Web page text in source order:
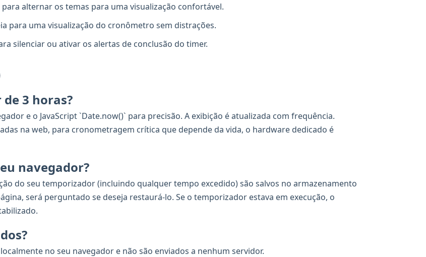
alternar os temas para uma visualização confortável.
para uma visualização do cronômetro sem distrações.
silenciar ou ativar os alertas de conclusão do timer.
3 horas?
e o JavaScript `Date.now()` para precisão. A exibição é atualizada com frequência.
na web, para cronometragem crítica que depende da vida, o hardware dedicado é
navegador?
do seu temporizador (incluindo qualquer tempo excedido) são salvos no armazenamento
será perguntado se deseja restaurá-lo. Se o temporizador estava em execução, o
no seu navegador e não são enviados a nenhum servidor.